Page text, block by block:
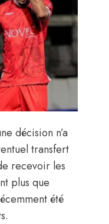
décision n’a
transfert
recevoir les
plus que
été